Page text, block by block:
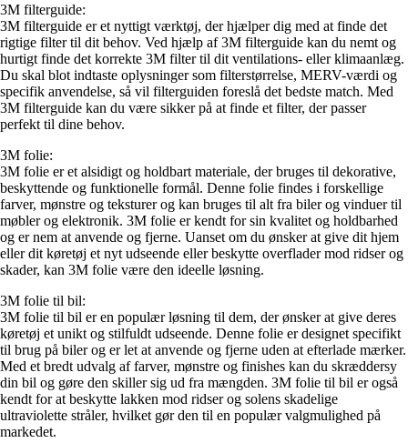
3M filterguide:
3M filterguide er et nyttigt værktøj, der hjælper dig med at finde det
rigtige filter til dit behov. Ved hjælp af 3M filterguide kan du nemt og
hurtigt finde det korrekte 3M filter til dit ventilations- eller klimaanlæg.
Du skal blot indtaste oplysninger som filterstørrelse, MERV-værdi og
specifik anvendelse, så vil filterguiden foreslå det bedste match. Med
3M filterguide kan du være sikker på at finde et filter, der passer
perfekt til dine behov.
3M folie:
3M folie er et alsidigt og holdbart materiale, der bruges til dekorative,
beskyttende og funktionelle formål. Denne folie findes i forskellige
farver, mønstre og teksturer og kan bruges til alt fra biler og vinduer til
møbler og elektronik. 3M folie er kendt for sin kvalitet og holdbarhed
og er nem at anvende og fjerne. Uanset om du ønsker at give dit hjem
eller dit køretøj et nyt udseende eller beskytte overflader mod ridser og
skader, kan 3M folie være den ideelle løsning.
3M folie til bil:
3M folie til bil er en populær løsning til dem, der ønsker at give deres
køretøj et unikt og stilfuldt udseende. Denne folie er designet specifikt
til brug på biler og er let at anvende og fjerne uden at efterlade mærker.
Med et bredt udvalg af farver, mønstre og finishes kan du skræddersy
din bil og gøre den skiller sig ud fra mængden. 3M folie til bil er også
kendt for at beskytte lakken mod ridser og solens skadelige
ultraviolette stråler, hvilket gør den til en populær valgmulighed på
markedet.